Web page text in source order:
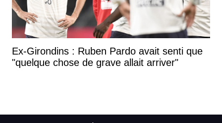
Ex-Girondins : Ruben Pardo avait senti que
"quelque chose de grave allait arriver"